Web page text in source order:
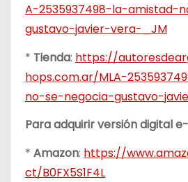
A-2535937498-la-amistad-
gustavo-javier-vera-_JM
* Tienda: https://
hops.com.ar/MLA-
no-se-negocia-gustavo-
Para adquirir versión digital
* Amazon: https://
ct/B0FX5S1F4L